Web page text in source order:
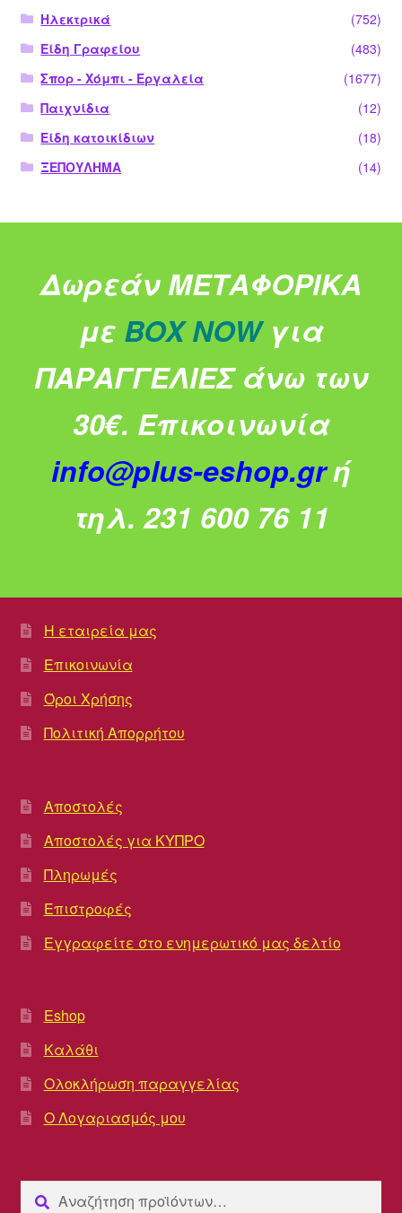
Ηλεκτρικά
(752)
Είδη Γραφείου
(483)
Σπορ - Χόμπι - Εργαλεία
(1677)
Παιχνίδια
(12)
Είδη κατοικίδιων
(18)
ΞΕΠΟΥΛΗΜΑ
(14)
Δωρεάν ΜΕΤΑΦΟΡΙΚΑ
με BOX NOW για
ΠΑΡΑΓΓΕΛΙΕΣ άνω των
30€. Επικοινωνία
info@plus-eshop.grή
τηλ. 231 600 76 11
Η εταιρεία μας
Επικοινωνία
Όροι Χρήσης
Πολιτική Απορρήτου
Αποστολές
Αποστολές για ΚΥΠΡΟ
Πληρωμές
Επιστροφές
Εγγραφείτε στο ενημερωτικό μας δελτίο
Eshop
Καλάθι
Ολοκλήρωση παραγγελίας
Ο Λογαριασμός μου
Αναζήτηση
Αναζήτηση